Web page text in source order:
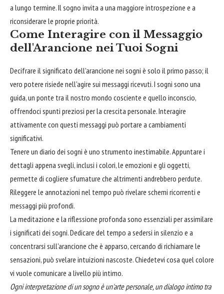
a lungo termine. Il sogno invita a una maggiore introspezione e a
riconsiderare le proprie priorità.
Come Interagire con il Messaggio
dell'Arancione nei Tuoi Sogni
Decifrare il significato dell'arancione nei sogni è solo il primo passo; il
vero potere risiede nell'agire sui messaggi ricevuti. I sogni sono una
guida, un ponte tra il nostro mondo cosciente e quello inconscio,
offrendoci spunti preziosi per la crescita personale. Interagire
attivamente con questi messaggi può portare a cambiamenti
significativi.
Tenere un diario dei sogni è uno strumento inestimabile. Appuntare i
dettagli appena svegli, inclusi i colori, le emozioni e gli oggetti,
permette di cogliere sfumature che altrimenti andrebbero perdute.
Rileggere le annotazioni nel tempo può rivelare schemi ricorrenti e
messaggi più profondi.
La meditazione e la riflessione profonda sono essenziali per assimilare
i significati dei sogni. Dedicare del tempo a sedersi in silenzio e a
concentrarsi sull'arancione che è apparso, cercando di richiamare le
sensazioni, può svelare intuizioni nascoste. Chiedetevi cosa quel colore
vi vuole comunicare a livello più intimo.
Ogni interpretazione di un sogno è un'arte personale, un dialogo intimo tra